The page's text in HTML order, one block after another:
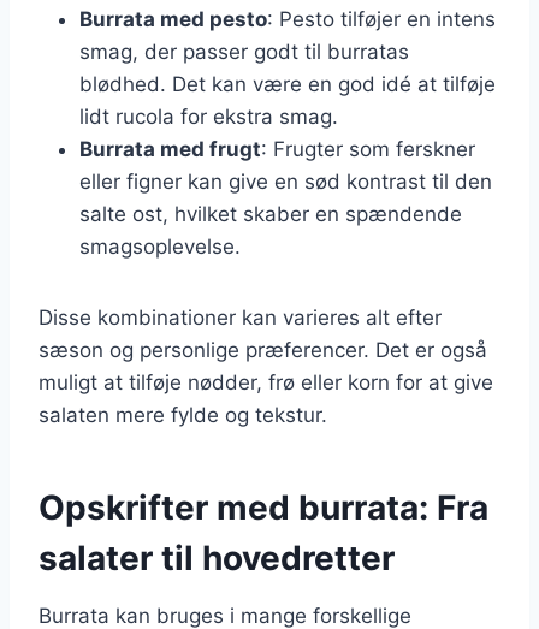
Burrata med pesto: Pesto tilføjer en intens
smag, der passer godt til burratas
blødhed. Det kan være en god idé at tilføje
lidt rucola for ekstra smag.
Burrata med frugt: Frugter som ferskner
eller figner kan give en sød kontrast til den
salte ost, hvilket skaber en spændende
smagsoplevelse.
Disse kombinationer kan varieres alt efter
sæson og personlige præferencer. Det er også
muligt at tilføje nødder, frø eller korn for at give
salaten mere fylde og tekstur.
Opskrifter med burrata: Fra
salater til hovedretter
Burrata kan bruges i mange forskellige